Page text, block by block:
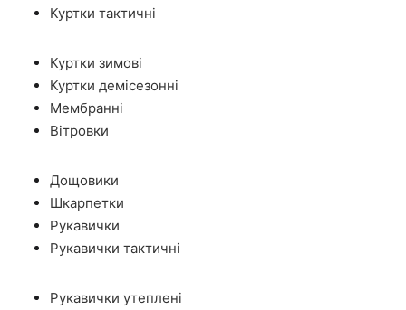
Куртки тактичні
Куртки зимові
Куртки демісезонні
Мембранні
Вітровки
Дощовики
Шкарпетки
Рукавички
Рукавички тактичні
Рукавички утеплені